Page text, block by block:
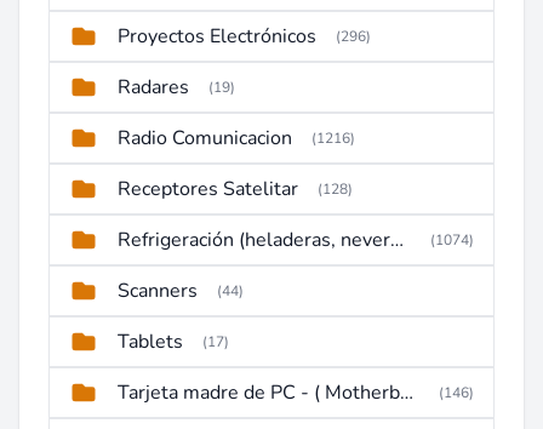
Proyectos Electrónicos (296)
Radares (19)
Radio Comunicacion (1216)
Receptores Satelitar (128)
Refrigeración (heladeras, neveras, congeladores) (1074)
Scanners (44)
Tablets (17)
Tarjeta madre de PC - ( Motherboard ) (146)